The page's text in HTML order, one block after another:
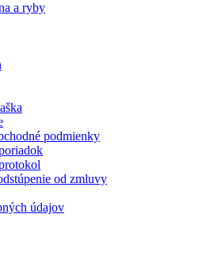
a ryby
podmienky
od zmluvy
údajov